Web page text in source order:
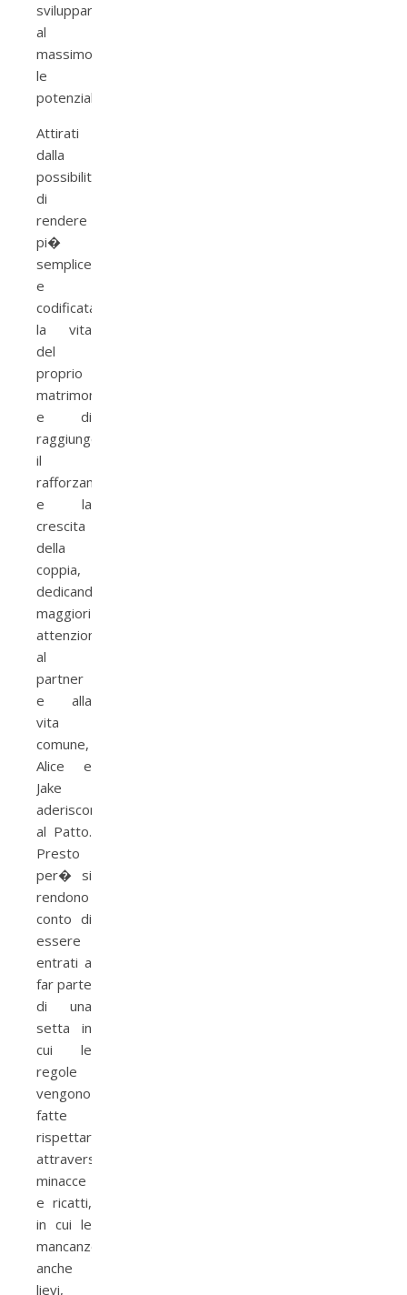
svilupparne
al
massimo
le
potenzialit�.
Attirati
dalla
possibilit�
di
rendere
pi�
semplice
e
codificata
la vita
del
proprio
matrimonio
e di
raggiungere
il
rafforzamento
e la
crescita
della
coppia,
dedicando
maggiori
attenzioni
al
partner
e alla
vita
comune,
Alice e
Jake
aderiscono
al Patto.
Presto
per� si
rendono
conto di
essere
entrati a
far parte
di una
setta in
cui le
regole
vengono
fatte
rispettare
attraverso
minacce
e ricatti,
in cui le
mancanze,
anche
lievi,